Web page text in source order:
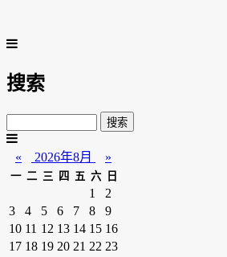
搜索
« 2026年8月 »
一 二 三 四 五 六 日
1
2
3
4 5 6 7 8
9
10 11 12 13 14 15 16
17 18 19 20 21 22 23